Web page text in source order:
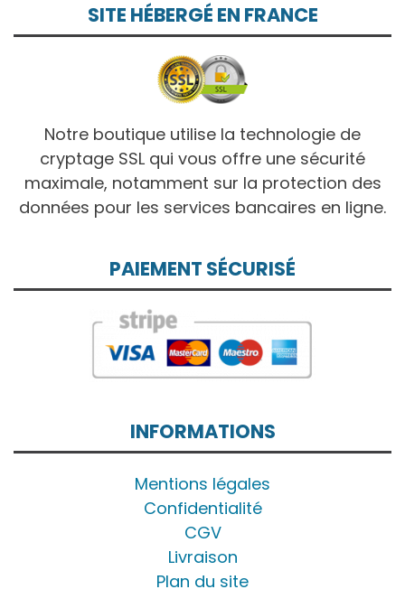
SITE HÉBERGÉ EN FRANCE
Notre boutique utilise la technologie de
cryptage SSL qui vous offre une sécurité
maximale, notamment sur la protection des
données pour les services bancaires en ligne.
PAIEMENT SÉCURISÉ
INFORMATIONS
Mentions légales
Confidentialité
CGV
Livraison
Plan du site